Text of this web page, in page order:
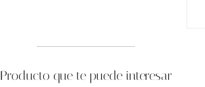
Producto que te puede interesar